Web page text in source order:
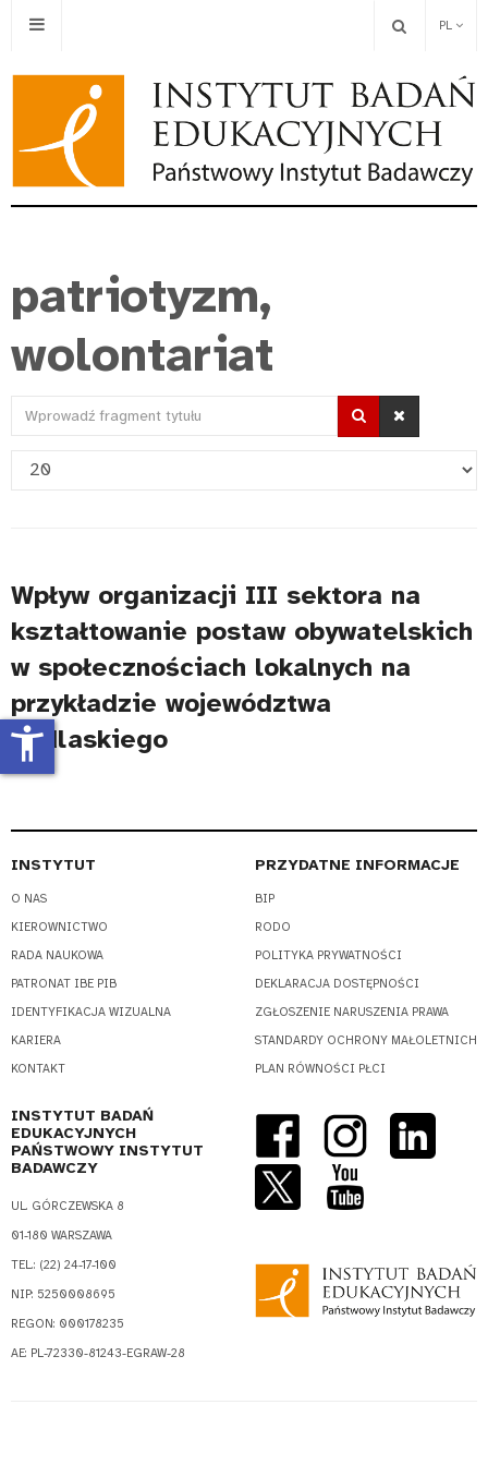
PL
patriotyzm,
wolontariat
Wprowadź
tytułu
Pokaż
Wpływ organizacji III sektora na
kształtowanie postaw obywatelskich
w społecznościach lokalnych na
przykładzie województwa
podlaskiego
INSTYTUT
O NAS
KIEROWNICTWO
RADA NAUKOWA
PATRONAT IBE PIB
IDENTYFIKACJA WIZUALNA
KARIERA
KONTAKT
PRZYDATNE INFORMACJE
BIP
RODO
POLITYKA PRYWATNOŚCI
DEKLARACJA DOSTĘPNOŚCI
ZGŁOSZENIE NARUSZENIA PRAWA
STANDARDY OCHRONY MAŁOLETNICH
PLAN RÓWNOŚCI PŁCI
INSTYTUT BADAŃ
EDUKACYJNYCH
PAŃSTWOWY INSTYTUT
BADAWCZY
UL. GÓRCZEWSKA 8
01-180 WARSZAWA
TEL.: (22) 24-17-100
NIP: 5250008695
REGON: 000178235
AE: PL-72330-81243-EGRAW-28
accessibility_new